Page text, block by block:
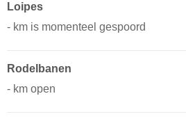
Loipes
- km is momenteel gespoord
Rodelbanen
- km open